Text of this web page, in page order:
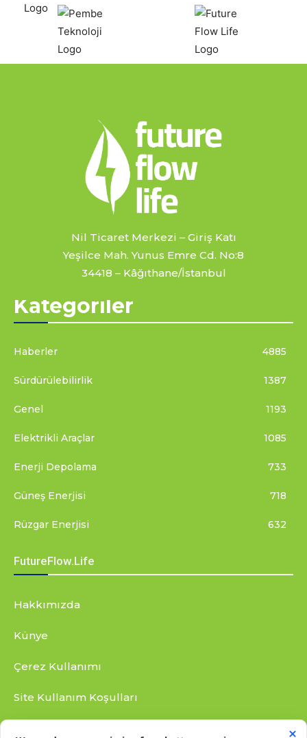
Nil Ticaret Merkezi – Giriş Katı
Yeşilce Mah. Yunus Emre Cd. No:8
34418 – Kâğıthane/İstanbul
Kategoriler
Haberler 4885
Sürdürülebilirlik 1387
Genel 1193
Elektrikli Araçlar 1085
Enerji Depolama 733
Güneş Enerjisi 718
Rüzgar Enerjisi 632
FutureFlow.Life
Hakkımızda
Künye
Çerez Kullanımı
Site Kullanım Koşulları